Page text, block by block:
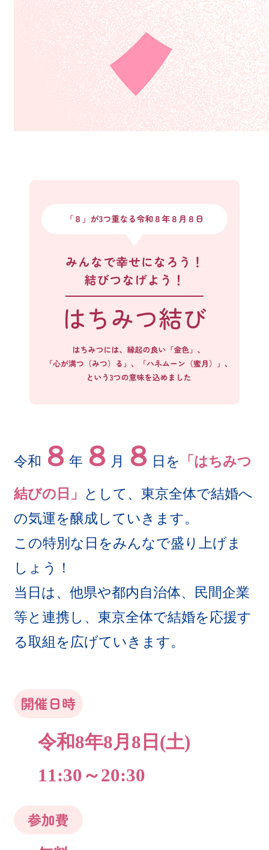
令和 ８ 年 ８ 月 ８ 日を 「はちみつ
結びの日」
として、東京全体で結婚へ
の気運を醸成していきます。
この特別な日をみんなで盛り上げま
しょう！
当日は、他県や都内自治体、民間企業
等と連携し、東京全体で結婚を応援す
る取組を広げていきます。
開催日時
令和8年8月8日(土)
11:30～20:30
参加費